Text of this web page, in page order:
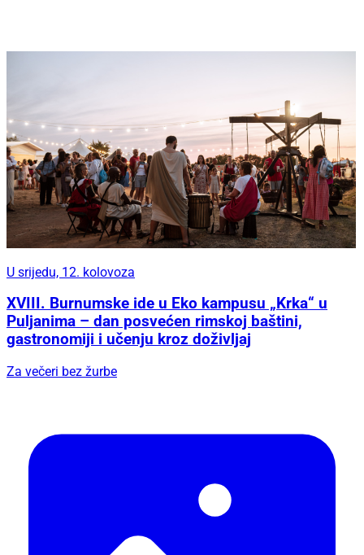
U srijedu, 12. kolovoza
XVIII. Burnumske ide u Eko kampusu „Krka“ u
Puljanima – dan posvećen rimskoj baštini,
gastronomiji i učenju kroz doživljaj
Za večeri bez žurbe